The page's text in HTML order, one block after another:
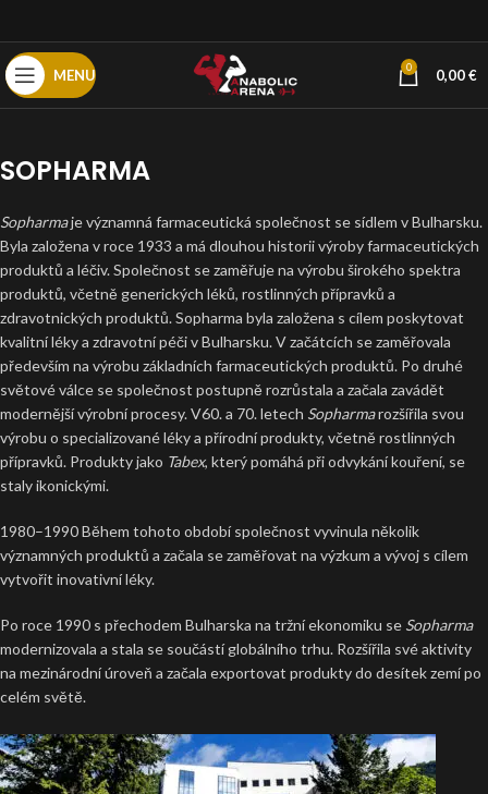
MENU 0 0,00€
SOPHARMA
Sopharmaje významná farmaceutická společnost se sídlem v Bulharsku.
Byla založena v roce 1933 a má dlouhou historii výroby farmaceutických
produktů a léčiv. Společnost se zaměřuje na výrobu širokého spektra
produktů, včetně generických léků, rostlinných přípravků a
zdravotnických produktů. Sopharma byla založena s cílem poskytovat
kvalitní léky a zdravotní péči v Bulharsku. V začátcích se zaměřovala
především na výrobu základních farmaceutických produktů. Po druhé
světové válce se společnost postupně rozrůstala a začala zavádět
modernější výrobní procesy. V60. a 70. letech Sopharmarozšířila svou
výrobu o specializované léky a přírodní produkty, včetně rostlinných
přípravků. Produkty jako Tabex, který pomáhá při odvykání kouření, se
staly ikonickými.
1980–1990 Během tohoto období společnost vyvinula několik
významných produktů a začala se zaměřovat na výzkum a vývoj s cílem
vytvořit inovativní léky.
Po roce 1990 s přechodem Bulharska na tržní ekonomiku se Sopharma
modernizovala a stala se součástí globálního trhu. Rozšířila své aktivity
na mezinárodní úroveň a začala exportovat produkty do desítek zemí po
celém světě.